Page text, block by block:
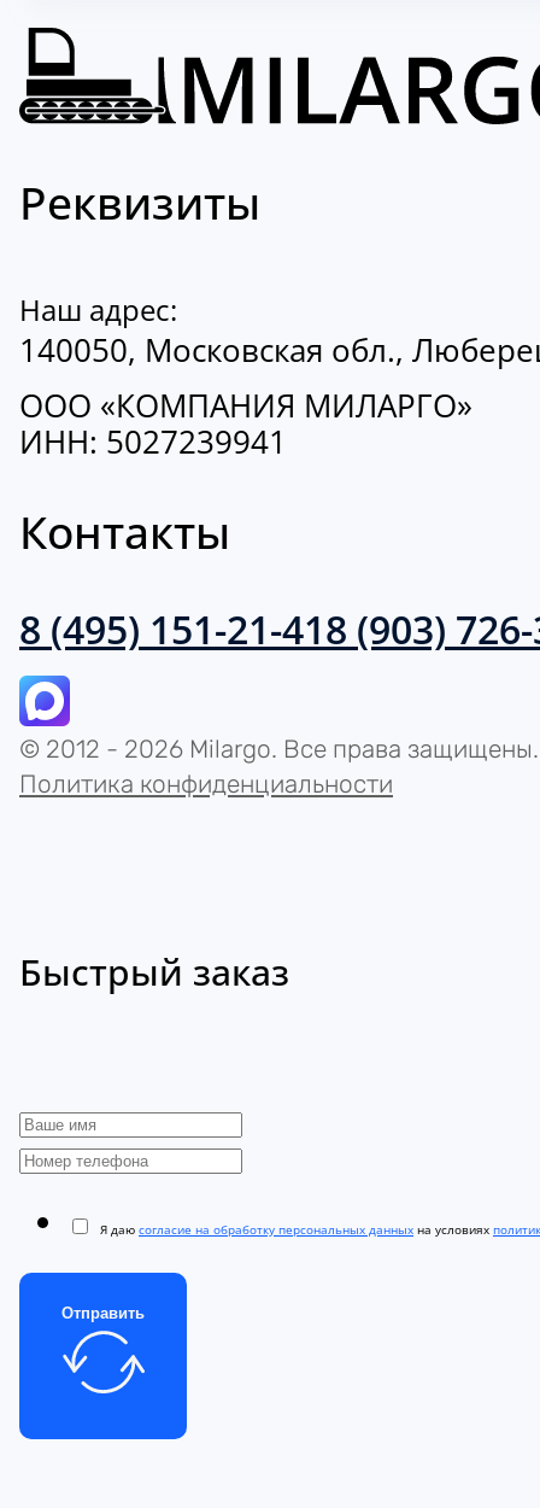
Реквизиты
Наш адрес:
140050, Московская обл.,
ООО «КОМПАНИЯ МИЛАРГО»
ИНН: 5027239941
Контакты
8 (495) 151-21-418 (903)
© 2012 - 2026 Milargo. Все права защищены.
Политика конфиденциальности
Быстрый заказ
Я даю согласие на обработку персональных данных на условиях
Отправить